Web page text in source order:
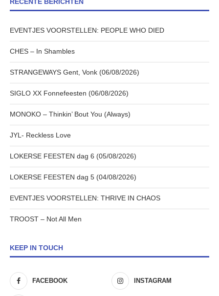
RECENTE BERICHTEN
EVENTJES VOORSTELLEN: PEOPLE WHO DIED
CHES – In Shambles
STRANGEWAYS Gent, Vonk (06/08/2026)
SIGLO XX Fonnefeesten (06/08/2026)
MONOKO – Thinkin’ Bout You (Always)
JYL- Reckless Love
LOKERSE FEESTEN dag 6 (05/08/2026)
LOKERSE FEESTEN dag 5 (04/08/2026)
EVENTJES VOORSTELLEN: THRIVE IN CHAOS
TROOST – Not All Men
KEEP IN TOUCH
FACEBOOK INSTAGRAM